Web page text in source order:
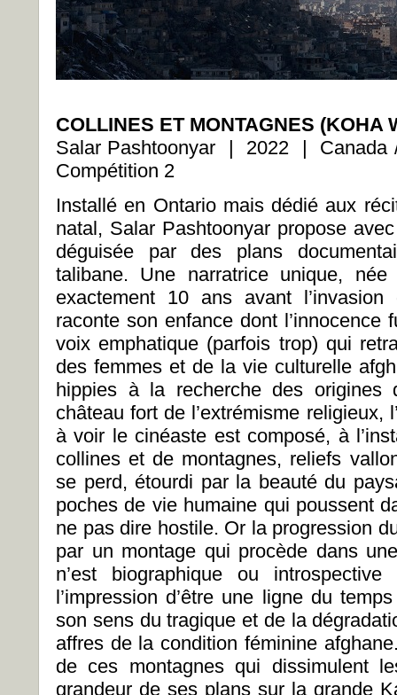
COLLINES ET MONTAGNES (KOHA
Salar Pashtoonyar | 2022 |
Compétition 2
Installé en Ontario mais dédié aux
natal, Salar Pashtoonyar propose
déguisée par des plans
talibane. Une narratrice unique,
exactement 10 ans avant
raconte son enfance dont l’innocence
voix emphatique (parfois trop) qui
des femmes et de la vie culturelle
hippies à la recherche des origines
château fort de l’extrémisme religieux,
à voir le cinéaste est composé, à
collines et de montagnes, reliefs
se perd, étourdi par la beauté du
poches de vie humaine qui poussent
ne pas dire hostile. Or la progression
par un montage qui procède dans
n’est biographique ou
l’impression d’être une ligne du
son sens du tragique et de la
affres de la condition féminine
de ces montagnes qui dissimulent
grandeur de ses plans sur la grande